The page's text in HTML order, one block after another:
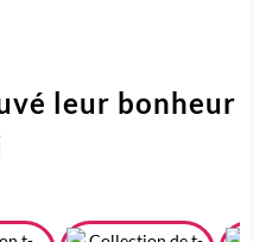
leur bonheur